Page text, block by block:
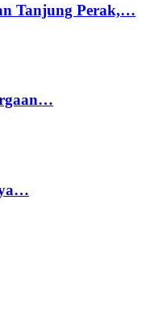
Tanjung Perak,…